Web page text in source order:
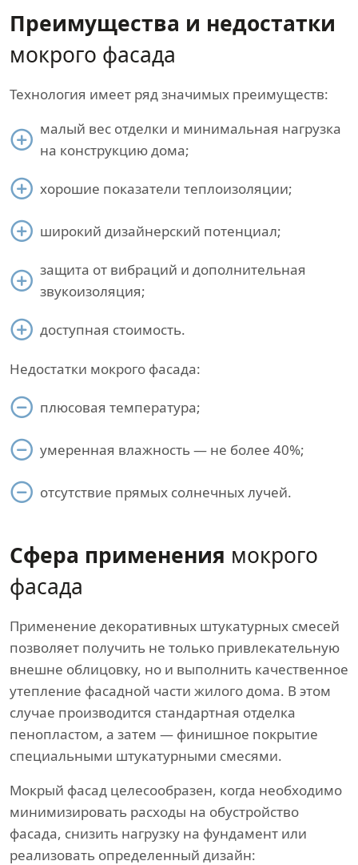
Преимущества и недостатки
мокрого фасада
Технология имеет ряд значимых преимуществ:
малый вес отделки и минимальная нагрузка
на конструкцию дома;
хорошие показатели теплоизоляции;
широкий дизайнерский потенциал;
защита от вибраций и дополнительная
звукоизоляция;
доступная стоимость.
Недостатки мокрого фасада:
плюсовая температура;
умеренная влажность — не более 40%;
отсутствие прямых солнечных лучей.
Сфера применения мокрого
фасада
Применение декоративных штукатурных смесей
позволяет получить не только привлекательную
внешне облицовку, но и выполнить качественное
утепление фасадной части жилого дома. В этом
случае производится стандартная отделка
пенопластом, а затем — финишное покрытие
специальными штукатурными смесями.
Мокрый фасад целесообразен, когда необходимо
минимизировать расходы на обустройство
фасада, снизить нагрузку на фундамент или
реализовать определенный дизайн: